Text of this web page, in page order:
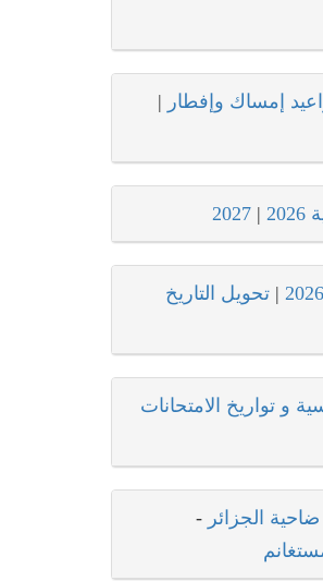
|
|
2027
| تحويل التاريخ
و تواريخ الامتحانات
الجزائر -